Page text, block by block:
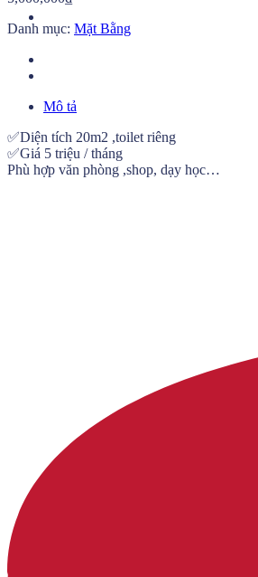
Danh mục: Mặt Bằng
Mô tả
✅Diện tích 20m2 ,toilet riêng
✅Giá 5 triệu / tháng
Phù hợp văn phòng ,shop, dạy học…